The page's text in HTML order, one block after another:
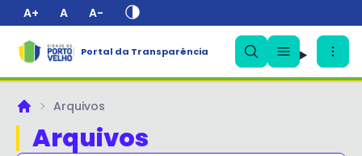
A+ A A-
Portal da Transparência
PrincipalArquivos
Arquivos
✕